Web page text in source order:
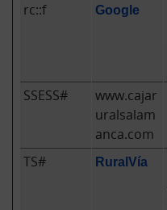
rc::f Google
SSESS#
www.cajar
uralsalam
anca.com
TS# RuralVía